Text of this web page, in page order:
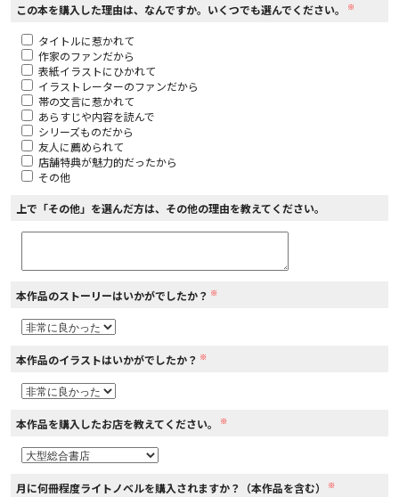
コミックパルフェ
閉じる
この本を購入した理由は、なんですか。いくつでも選んでください。 ※
タイトルに惹かれて
作家のファンだから
表紙イラストにひかれて
イラストレーターのファンだから
帯の文言に惹かれて
あらすじや内容を読んで
シリーズものだから
友人に薦められて
店舗特典が魅力的だったから
その他
上で「その他」を選んだ方は、その他の理由を教えてください。
本作品のストーリーはいかがでしたか？ ※
本作品のイラストはいかがでしたか？ ※
本作品を購入したお店を教えてください。 ※
月に何冊程度ライトノベルを購入されますか？（本作品を含む） ※